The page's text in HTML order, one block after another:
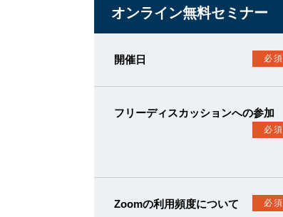
オンライン無料セミナー
開催日 必須
フリーディスカッションへの参加
必須
Zoomの利用頻度について 必須